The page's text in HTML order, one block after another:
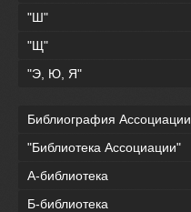
"Ш"
"Щ"
"Э, Ю, Я"
Библиография Ассоциации
"Библиотека Ассоциации"
А-библиотека
Б-библиотека